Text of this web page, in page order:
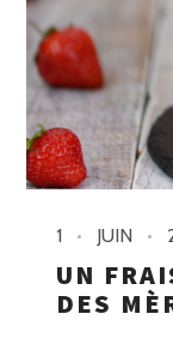
1 JUIN
UN
DES